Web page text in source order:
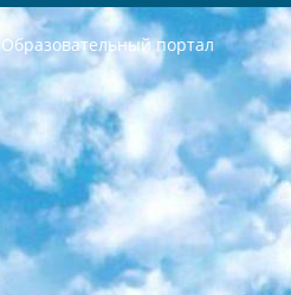
Образовательный портал
РЕСПУБЛИКА УЗБЕКИСТАН МИНИСТРЕРСТВО ДОШКОЛЬНОГО И ШКОЛЬНОГО ОБРАЗОВАНИЯ КОМАНДА в общеобразовательных учреждениях в 2023-2024 учебном году организация и проведение итоговой государственной аттестации обучающихся о Министра дошкольного и школьного образования Республики Узбекистан от 4 марта 2008 года (постановлением Минюста от 20 марта 2008 года № 1778 государственной регистрации) «Итоговое состояние учащихся общего среднего образования на основании положения об утверждении положения об аттестации общего среднего образования выпускной экзамен студентов в образовательных учреждениях в 2023-2024 учебном году В целях организации и прохождения аттестации приказываю: 1. Следующее: перечень предметов, по которым будет проводиться итоговая государственная аттестация и экзамен формы перевода согласно приложению 1; сертификаты международного образца, оценивающие уровень владения иностранными языками перечень согласно приложению 2; 2. Педагогический при специализированных образовательных учреждениях. научно-практический центр квалификации и международной оценки (Д.Давидова) 2024 г. До 25 марта: задания по предметам, по которым будет проводиться итоговая аттестация разработка и утверждение технических условий; итоговая аттестация на основании разработанного предметного задания разработка вопросов по предметам (устно и письменно), экзамен передача; общеобразовательные средние школы и специальные учебные заведения учащиеся выпускных классов школ и интернатов в агентской системе подготовка базы данных экзаменационных материалов и критериев оценки; перевод базы экзаменационных материалов на все языки обучения подать в Республиканский образовательный центр для изготовления; варианты экзаменов на основе разработанных контрольных материалов пусть будут поставлены задачи формирования. 3. Республиканский образовательный центр (Ш.Худайкулов) до 5 апреля 2024 года. до: база данных предоставленных экзаменационных материалов на все языки обучения перевод и экспертиза; для слепых, слабовидящих, глухих, слабослышащих и умственно отсталых детей учащиеся выпускных классов специализированных школ и школ-интернатов база данных экзаменационных материалов на всех преподаваемых языках подготовка критериев оценки; специализированные школы для умственно отсталых детей и технологии для учащихся выпускных классов школ-интернатов разработка соответствующих рекомендаций и критериев проведения ЕГЭ по естествознанию давать задания. 4. Педагогический при